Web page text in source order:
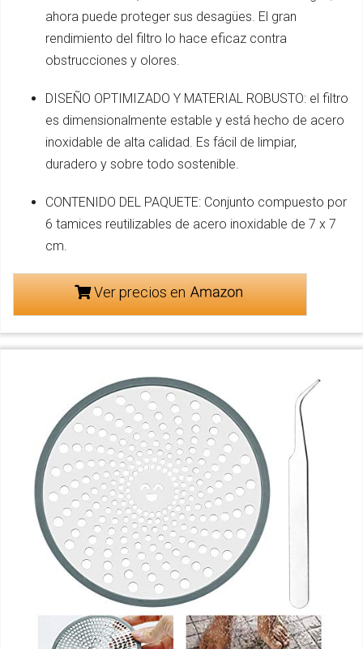
ahora puede proteger sus desagües. El gran
rendimiento del filtro lo hace eficaz contra
obstrucciones y olores.
DISEÑO OPTIMIZADO Y MATERIAL ROBUSTO: el filtro
es dimensionalmente estable y está hecho de acero
inoxidable de alta calidad. Es fácil de limpiar,
duradero y sobre todo sostenible.
CONTENIDO DEL PAQUETE: Conjunto compuesto por
6 tamices reutilizables de acero inoxidable de 7 x 7
cm.
Ver precios en